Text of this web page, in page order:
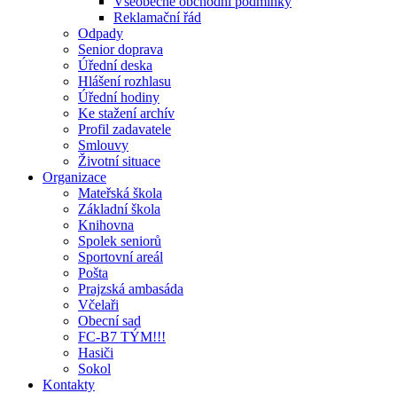
Reklamační řád
Odpady
Senior doprava
Úřední deska
Hlášení rozhlasu
Úřední hodiny
Ke stažení archív
Profil zadavatele
Smlouvy
Životní situace
Organizace
Mateřská škola
Základní škola
Knihovna
Spolek seniorů
Sportovní areál
Pošta
Prajzská ambasáda
Včelaři
Obecní sad
FC-B7 TÝM!!!
Hasiči
Sokol
Kontakty